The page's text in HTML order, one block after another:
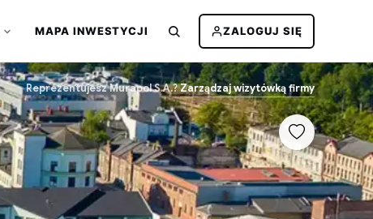
MAPA INWESTYCJI ZALOGUJ SIĘ
Reprezentujesz Murapol S.A.?Zarządzaj wizytówką firmy